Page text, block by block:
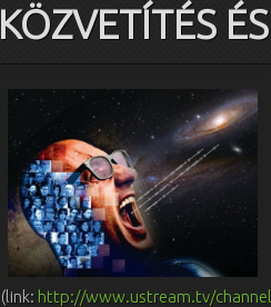
KÖZVETÍTÉS
(link: http://www.ustream.tv/